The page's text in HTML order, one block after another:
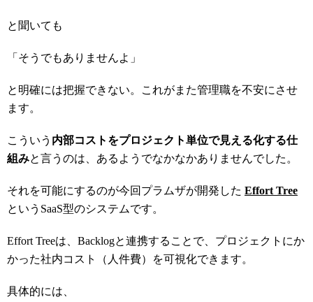
と聞いても
「そうでもありませんよ」
と明確には把握できない。これがまた管理職を不安にさせ
ます。
こういう 内部コストをプロジェクト単位で見える化する仕
組みと言うのは、あるようでなかなかありませんでした。
それを可能にするのが今回プラムザが開発した Effort Tree
というSaaS型のシステムです。
Effort Treeは、Backlogと連携することで、プロジェクトにか
かった社内コスト（人件費）を可視化できます。
具体的には、